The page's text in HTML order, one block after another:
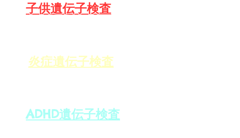
​子供遺伝子検査
炎症遺伝子検査
ADHD遺伝子検査